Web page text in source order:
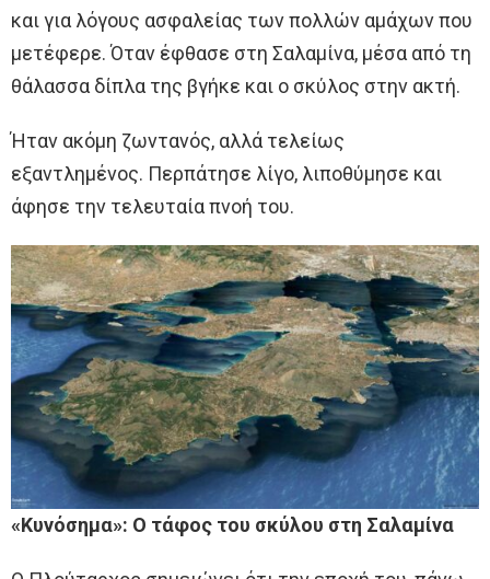
και για λόγους ασφαλείας των πολλών αμάχων που
μετέφερε. Όταν έφθασε στη Σαλαμίνα, μέσα από τη
θάλασσα δίπλα της βγήκε και ο σκύλος στην ακτή.
Ήταν ακόμη ζωντανός, αλλά τελείως
εξαντλημένος. Περπάτησε λίγο, λιποθύμησε και
άφησε την τελευταία πνοή του.
«Κυνόσημα»: Ο τάφος του σκύλου στη Σαλαμίνα